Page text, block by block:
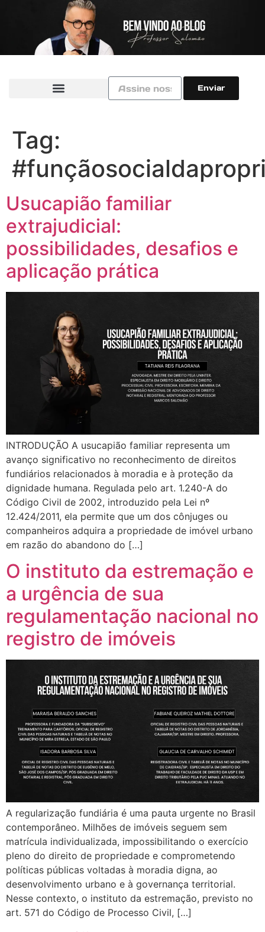
Enviar
Tag:
Usucapião familiar
extrajudicial:
possibilidades, desafios e
aplicação prática
INTRODUÇÃO A usucapião familiar representa um
avanço significativo no reconhecimento de direitos
fundiários relacionados à moradia e à proteção da
dignidade humana. Regulada pelo art. 1.240-A do
Código Civil de 2002, introduzido pela Lei nº
12.424/2011, ela permite que um dos cônjuges ou
companheiros adquira a propriedade de imóvel urbano
em razão do abandono do […]
O instituto da estremação e
a urgência de sua
regulamentação nacional no
registro de imóveis
A regularização fundiária é uma pauta urgente no Brasil
contemporâneo. Milhões de imóveis seguem sem
matrícula individualizada, impossibilitando o exercício
pleno do direito de propriedade e comprometendo
políticas públicas voltadas à moradia digna, ao
desenvolvimento urbano e à governança territorial.
Nesse contexto, o instituto da estremação, previsto no
art. 571 do Código de Processo Civil, […]